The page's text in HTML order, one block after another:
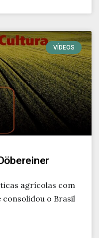
VÍDEOS
agrícolas com
o Brasil